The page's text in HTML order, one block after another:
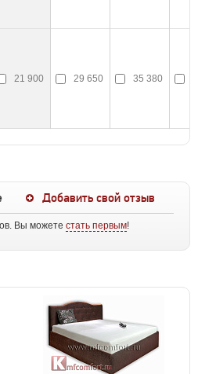
21 900 29 650 35 380
Добавить свой отзыв
Вы можете стать первым!